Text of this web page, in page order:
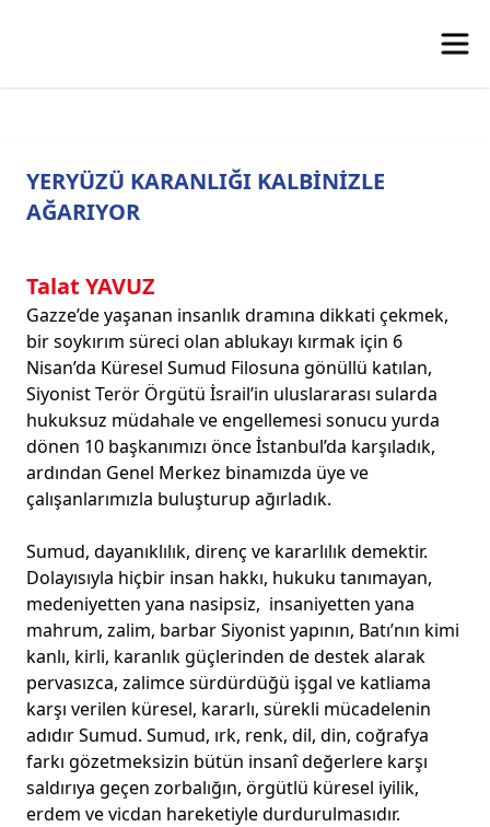
YERYÜZÜ KARANLIĞI KALBİNİZLE
AĞARIYOR
Talat YAVUZ
Gazze’de yaşanan insanlık dramına dikkati çekmek,
bir soykırım süreci olan ablukayı kırmak için 6
Nisan’da Küresel Sumud Filosuna gönüllü katılan,
Siyonist Terör Örgütü İsrail’in uluslararası sularda
hukuksuz müdahale ve engellemesi sonucu yurda
dönen 10 başkanımızı önce İstanbul’da karşıladık,
ardından Genel Merkez binamızda üye ve
çalışanlarımızla buluşturup ağırladık.
Sumud, dayanıklılık, direnç ve kararlılık demektir.
Dolayısıyla hiçbir insan hakkı, hukuku tanımayan,
medeniyetten yana nasipsiz, insaniyetten yana
mahrum, zalim, barbar Siyonist yapının, Batı’nın kimi
kanlı, kirli, karanlık güçlerinden de destek alarak
pervasızca, zalimce sürdürdüğü işgal ve katliama
karşı verilen küresel, kararlı, sürekli mücadelenin
adıdır Sumud. Sumud, ırk, renk, dil, din, coğrafya
farkı gözetmeksizin bütün insanî değerlere karşı
saldırıya geçen zorbalığın, örgütlü küresel iyilik,
erdem ve vicdan hareketiyle durdurulmasıdır.